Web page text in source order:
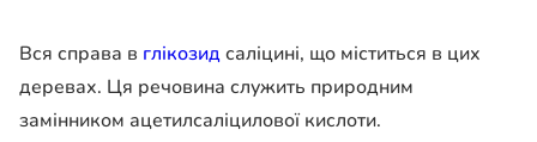
Вся справа в глікозидсаліцині, що міститься в цих
деревах. Ця речовина служить природним
замінником ацетилсаліцилової кислоти.